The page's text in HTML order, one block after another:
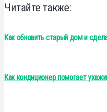
Читайте также:
Как обновить старый дом и
Как кондиционер помогает